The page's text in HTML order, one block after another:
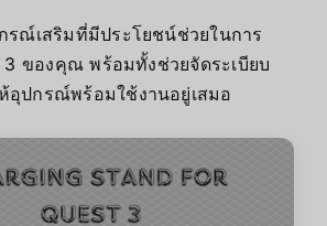
รณ์เสริมที่มีประโยชน์ช่วยในการ
3 ของคุณ พร้อมทั้งช่วยจัดระเบียบ
อุปกรณ์พร้อมใช้งานอยู่เสมอ